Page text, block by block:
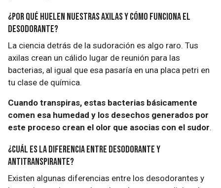
¿Por qué huelen nuestras axilas y cómo funciona el
desodorante?
La ciencia detrás de la sudoración es algo raro. Tus
axilas crean un cálido lugar de reunión para las
bacterias, al igual que esa pasaría en una placa petri en
tu clase de química.
Cuando transpiras, estas bacterias básicamente
comen esa humedad y los desechos generados por
este proceso crean el olor que asocias con el sudor.
¿Cuál es la diferencia entre desodorante y
antitranspirante?
Existen algunas diferencias entre los desodorantes y